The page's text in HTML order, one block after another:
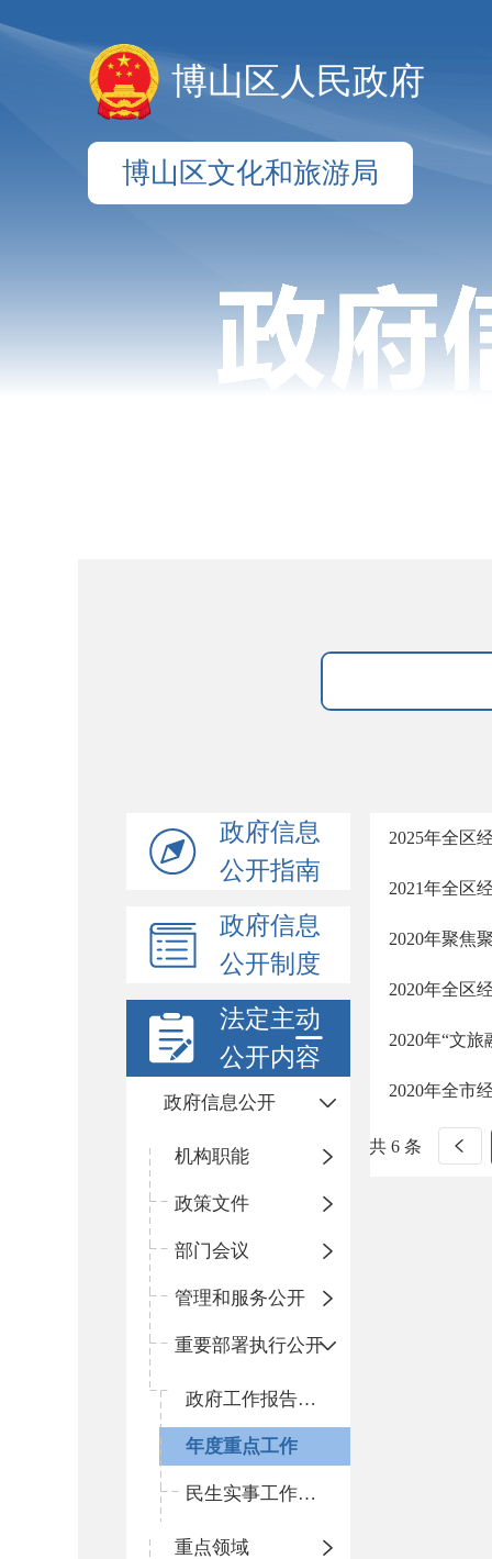
博山区人民政府
博山区文化和旅游局
政府信息
公开指南
政府信息
公开制度
法定主动
公开内容
政府信息公开
机构职能
政策文件
部门会议
管理和服务公开
重要部署执行公开
政府工作报告执行落实情况
年度重点工作
民生实事工作进展情况
重点领域
2025年全区
2021年全区
2020年聚焦
2020年全区
2020年“文
2020年全市
共 6 条